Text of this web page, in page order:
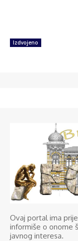
Izdvojeno
Ovaj portal ima
informiše o onome
javnog interesa.